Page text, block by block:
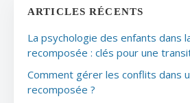
ARTICLES RÉCENTS
La psychologie des enfants dans
recomposée : clés pour une
Comment gérer les conflits dans
recomposée ?